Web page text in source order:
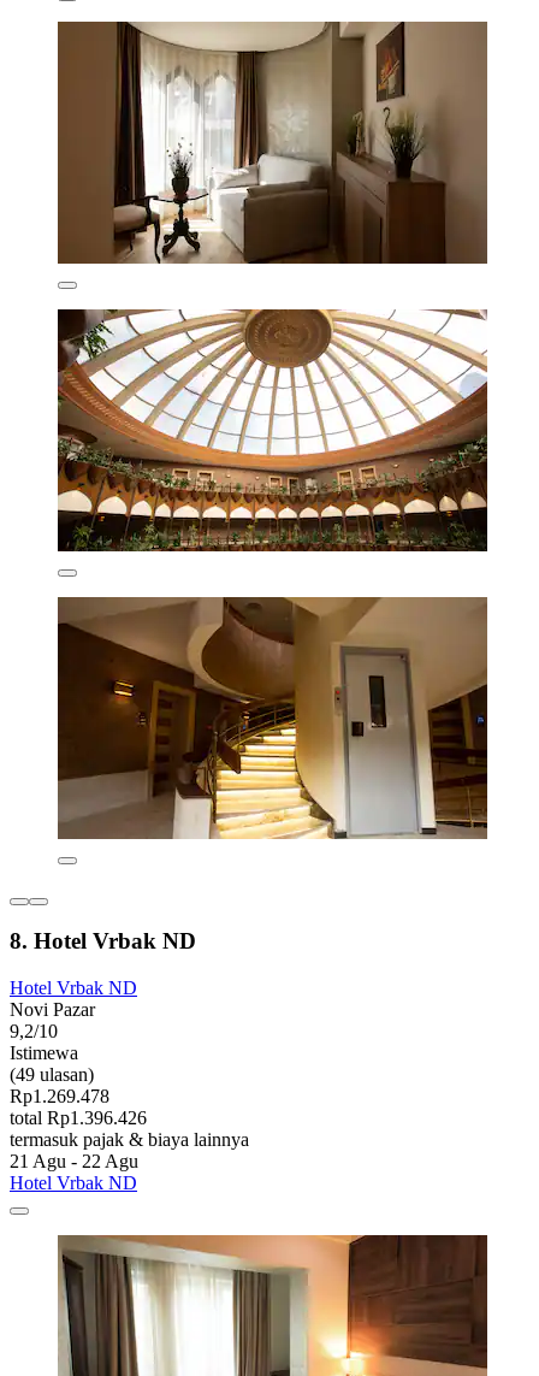
8. Hotel Vrbak ND
Hotel Vrbak ND
Novi Pazar
9,2/10
Istimewa
(49 ulasan)
Rp1.269.478
total Rp1.396.426
termasuk pajak & biaya lainnya
21 Agu - 22 Agu
Hotel Vrbak ND